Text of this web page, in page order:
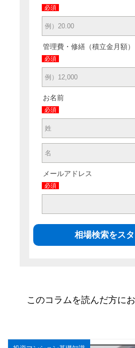
必須
管理費・修繕（積立金月額）
必須
お名前
必須
メールアドレス
必須
このコラムを読んだ方に